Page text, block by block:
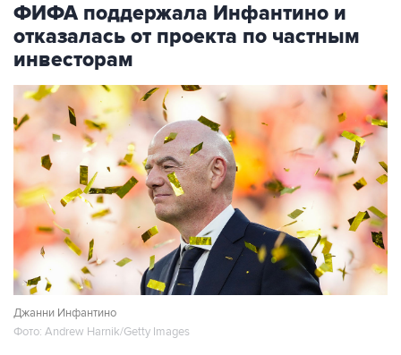
ФИФА поддержала Инфантино и
отказалась от проекта по частным
инвесторам
Джанни Инфантино
Фото: Andrew Harnik/Getty Images